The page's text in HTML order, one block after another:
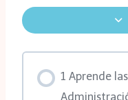
1 Aprende